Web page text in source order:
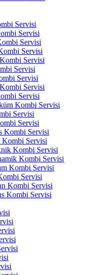
Servisi
Servisi
Servisi
Servisi
Servisi
Servisi
Servisi
Servisi
Servisi
Kombi Servisi
Servisi
Servisi
Kombi Servisi
Kombi Servisi
Kombi Servisi
Kombi Servisi
Kombi Servisi
Servisi
Kombi Servisi
Kombi Servisi